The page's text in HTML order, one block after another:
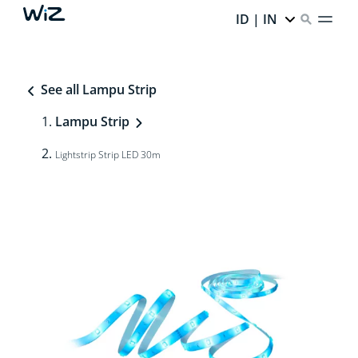
ID | IN
See all Lampu Strip
Lampu Strip
Lightstrip Strip LED 30m